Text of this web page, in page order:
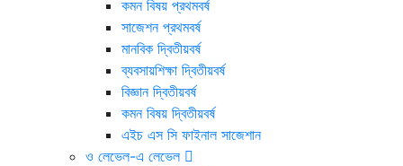
কমন বিষয় প্রথমবর্ষ
সাজেশন প্রথমবর্ষ
মানবিক দ্বিতীয়বর্ষ
ব্যবসায়শিক্ষা দ্বিতীয়বর্ষ
বিজ্ঞান দ্বিতীয়বর্ষ
কমন বিষয় দ্বিতীয়বর্ষ
এইচ এস সি ফাইনাল সাজেশান
ও লেভেল-এ লেভেল